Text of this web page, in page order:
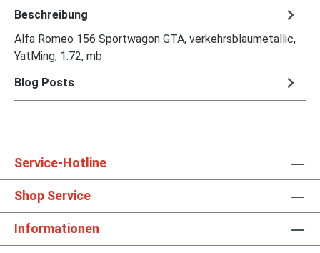
Beschreibung
Alfa Romeo 156 Sportwagon GTA, verkehrsblaumetallic,
YatMing, 1:72, mb
Blog Posts
Service-Hotline
Shop Service
Informationen